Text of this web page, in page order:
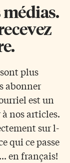
plus
abonner
est un
nos articles.
sur l-
qui ce passe
en français!